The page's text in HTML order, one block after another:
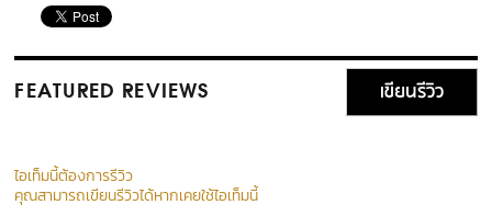
FEATURED REVIEWS เขียนรีวิว
ไอเท็มนี้ต้องการรีวิว
คุณสามารถเขียนรีวิวได้หากเคยใช้ไอเท็มนี้